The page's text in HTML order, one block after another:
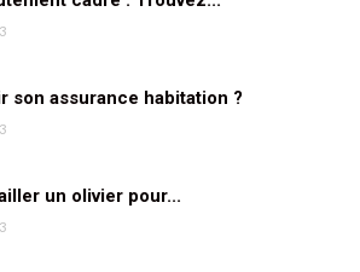
son assurance habitation ?
un olivier pour...